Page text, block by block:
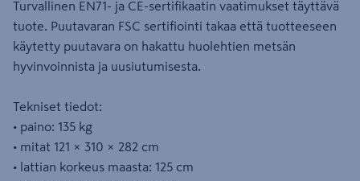
Turvallinen EN71- ja CE-sertifikaatin vaatimukset täyttävä
tuote. Puutavaran FSC sertifiointi takaa että tuotteeseen
käytetty puutavara on hakattu huolehtien metsän
hyvinvoinnista ja uusiutumisesta.
Tekniset tiedot:
• paino: 135 kg
• mitat 121 × 310 × 282 cm
• lattian korkeus maasta: 125 cm